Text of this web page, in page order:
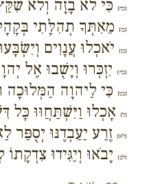
{כה} כִּי לֹא בָזָה וְלֹא
{כו} מֵאִתְּךָ תְהִלָּתִי
{כז} יֹאכְלוּ עֲנָוִים
{כח} יִזְכְּרוּ וְיָשֻׁבוּ אֶל
{כט} כִּי לַיהוָה הַמְּלוּכָה
{ל} אָכְלוּ וַיִּשְׁתַּחֲוּוּ כָּל
{לא} זֶרַע יַעַבְדֶנּוּ יְסֻפַּר
{לב} יָבֹאוּ וְיַגִּידוּ